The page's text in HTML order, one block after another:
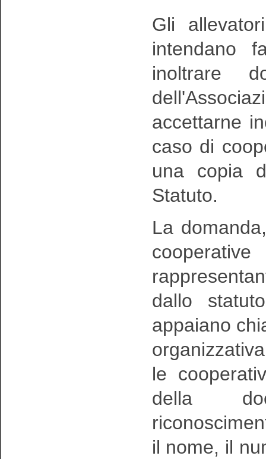
Gli
intendano
inoltrare
accettarne
caso di
una copia
Statuto.
La
dallo
appaiano
le
della
il nome, il